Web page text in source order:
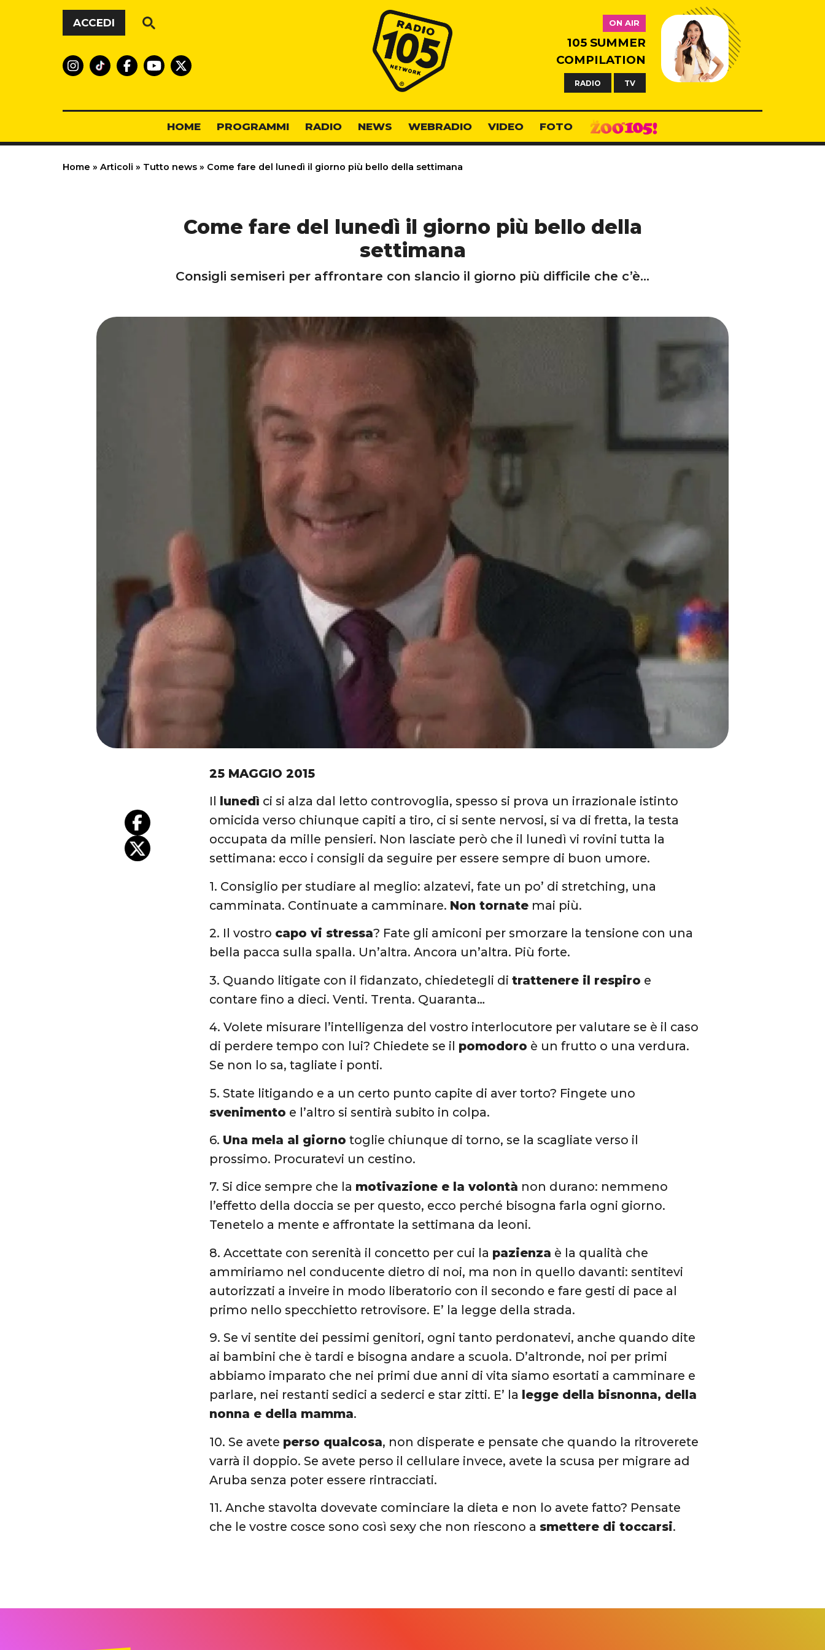
Vai al contenuto
ACCEDI
Radio 105
ON AIR
105 SUMMER
COMPILATION
RADIO TV
HOME PROGRAMMI RADIO NEWS WEBRADIO VIDEO FOTO
Home » Articoli » Tutto news » Come fare del lunedì il giorno più bello della settimana
Come fare del lunedì il giorno più bello della
settimana
Consigli semiseri per affrontare con slancio il giorno più difficile che c’è…
25 MAGGIO 2015
Il
lunedì ci si alza dal letto controvoglia, spesso si prova un irrazionale istinto
omicida verso chiunque capiti a tiro, ci si sente nervosi, si va di fretta, la testa
occupata da mille pensieri. Non lasciate però che il lunedì vi rovini tutta la
settimana: ecco i consigli da seguire per essere sempre di buon umore.
1. Consiglio per studiare al meglio: alzatevi, fate un po’ di stretching, una
camminata. Continuate a camminare. Non tornate mai più.
2. Il vostro capo vi stressa? Fate gli amiconi per smorzare la tensione con una
bella pacca sulla spalla. Un’altra. Ancora un’altra. Più forte.
3. Quando litigate con il fidanzato, chiedetegli ditrattenere il respiro e
contare fino a dieci. Venti. Trenta. Quaranta…
4. Volete misurare l’intelligenza del vostro interlocutore per valutare se è il caso
di perdere tempo con lui? Chiedete se il pomodoro è un frutto o una verdura.
Se non lo sa, tagliate i ponti.
5. State litigando e a un certo punto capite di aver torto? Fingete uno
svenimento e l’altro si sentirà subito in colpa.
6. Una mela al giorno toglie chiunque di torno, se la scagliate verso il
prossimo. Procuratevi un cestino.
7. Si dice sempre che la motivazione e la volontà non durano: nemmeno
l’effetto della doccia se per questo, ecco perché bisogna farla ogni giorno.
Tenetelo a mente e affrontate la settimana da leoni.
8. Accettate con serenità il concetto per cui la pazienza è la qualità che
ammiriamo nel conducente dietro di noi, ma non in quello davanti: sentitevi
autorizzati a inveire in modo liberatorio con il secondo e fare gesti di pace al
primo nello specchietto retrovisore. E’ la legge della strada.
9. Se vi sentite dei pessimi genitori, ogni tanto perdonatevi, anche quando dite
ai bambini che è tardi e bisogna andare a scuola. D’altronde, noi per primi
abbiamo imparato che nei primi due anni di vita siamo esortati a camminare e
parlare, nei restanti sedici a sederci e star zitti. E’ la legge della bisnonna, della
nonna e della mamma.
10. Se avete perso qualcosa, non disperate e pensate che quando la ritroverete
varrà il doppio. Se avete perso il cellulare invece, avete la scusa per migrare ad
Aruba senza poter essere rintracciati.
11. Anche stavolta dovevate cominciare la dieta e non lo avete fatto? Pensate
che le vostre cosce sono così sexy che non riescono a smettere di toccarsi.